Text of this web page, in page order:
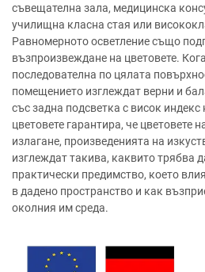
съвещателна зала, медицинска
училищна класна стая или
Равномерното осветление също
възпроизвеждане на цветовете.
последователна по цялата
помещението изглеждат верни и
със задна подсветка с висок
цветовете гарантира, че цветовете
излагане, произведенията на
изглеждат такива, каквито трябва
практически предимство, което
в дадено пространство и как
околния им среда.